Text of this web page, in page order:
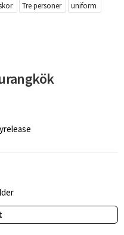
Tre personer
uniform